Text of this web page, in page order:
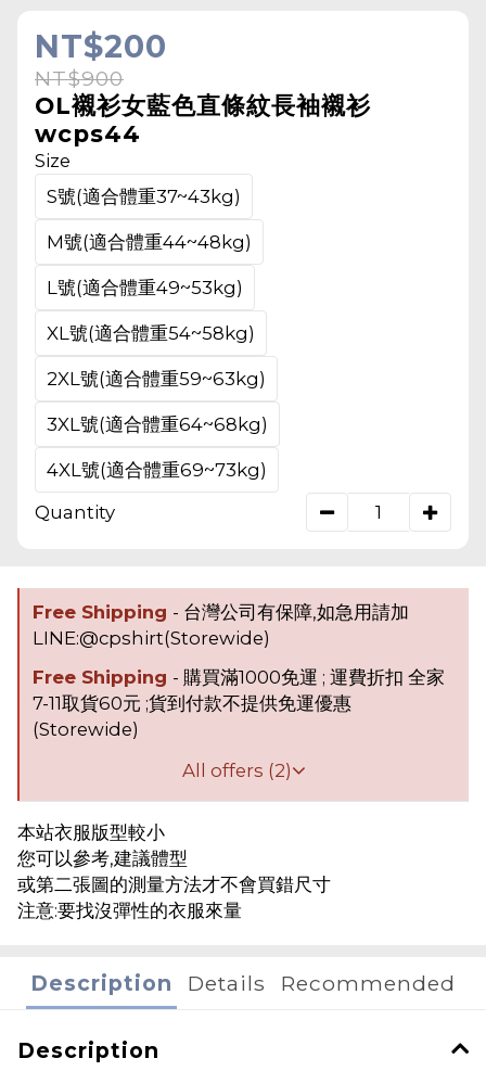
NT$200
NT$900
OL襯衫女藍色直條紋長袖襯衫
wcps44
Size
S號(適合體重37~43kg)
M號(適合體重44~48kg)
L號(適合體重49~53kg)
XL號(適合體重54~58kg)
2XL號(適合體重59~63kg)
3XL號(適合體重64~68kg)
4XL號(適合體重69~73kg)
Quantity
Free Shipping - 台灣公司有保障,如急用請加
LINE:@cpshirt(Storewide)
Free Shipping - 購買滿1000免運 ; 運費折扣 全家
7-11取貨60元 ;貨到付款不提供免運優惠
(Storewide)
All offers (2)
本站衣服版型較小
您可以參考,建議體型
或第二張圖的測量方法才不會買錯尺寸
注意:要找沒彈性的衣服來量
Description Details Recommended
Description